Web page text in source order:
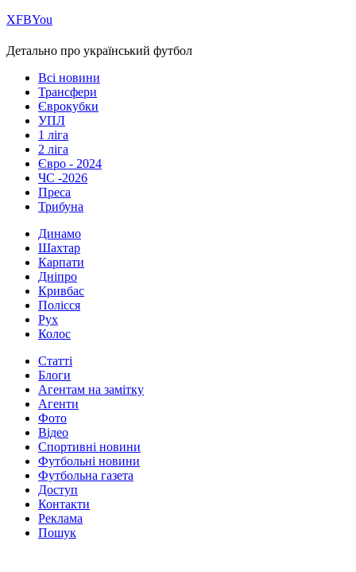
ХFBYou
Детально про український футбол
Всі новини
Трансфери
Єврокубки
УПЛ
1 ліга
2 ліга
Євро - 2024
ЧС -2026
Преса
Трибуна
Динамо
Шахтар
Карпати
Дніпро
Кривбас
Полісся
Рух
Колос
Статті
Блоги
Агентам на замітку
Агенти
Фото
Відео
Спортивні новини
Футбольні новини
Футбольна газета
Доступ
Контакти
Реклама
Пошук